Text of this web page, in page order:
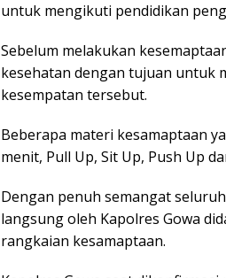
untuk mengikuti pendidikan
Sebelum melakukan
kesehatan dengan tujuan untuk
kesempatan tersebut.
Beberapa materi kesamaptaan
menit, Pull Up, Sit Up, Push Up
Dengan penuh semangat
langsung oleh Kapolres Gowa
rangkaian kesamaptaan.